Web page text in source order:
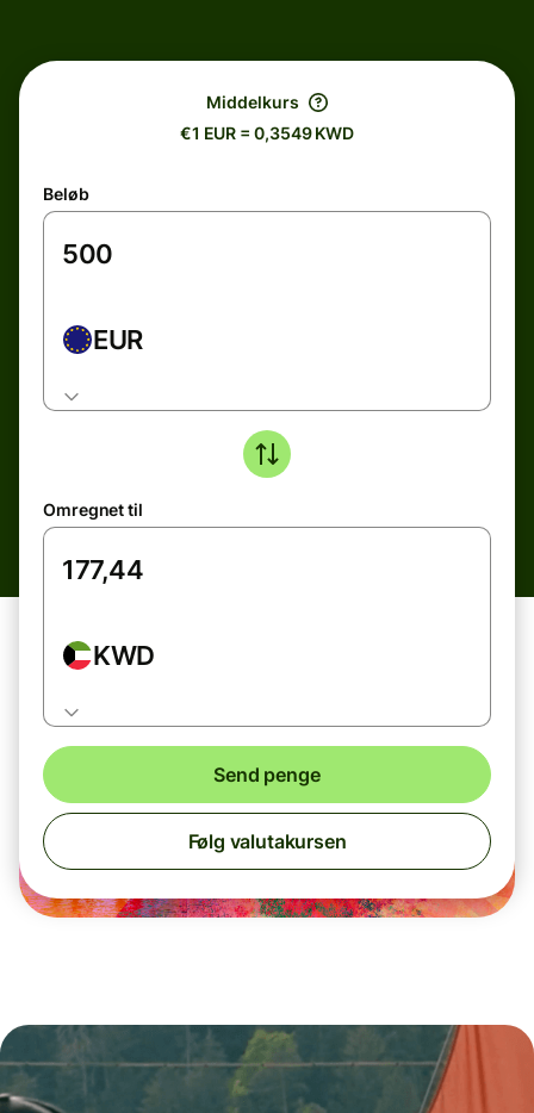
Middelkurs
€1 EUR = 0,3549 KWD
Beløb
EUR
Omregnet til
KWD
Send penge
Følg valutakursen